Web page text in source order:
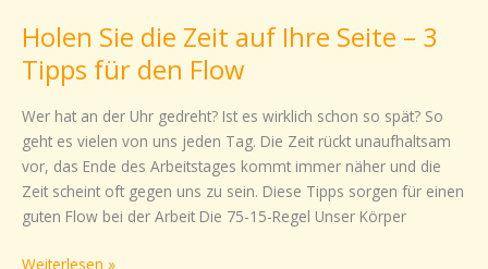
Holen Sie die Zeit auf Ihre Seite – 3
Tipps für den Flow
Wer hat an der Uhr gedreht? Ist es wirklich schon so spät? So
geht es vielen von uns jeden Tag. Die Zeit rückt unaufhaltsam
vor, das Ende des Arbeitstages kommt immer näher und die
Zeit scheint oft gegen uns zu sein. Diese Tipps sorgen für einen
guten Flow bei der Arbeit Die 75-15-Regel Unser Körper
die
Zeit
auf
Ihre
Seite
–
3
Tipps
den
Weiterlesen »